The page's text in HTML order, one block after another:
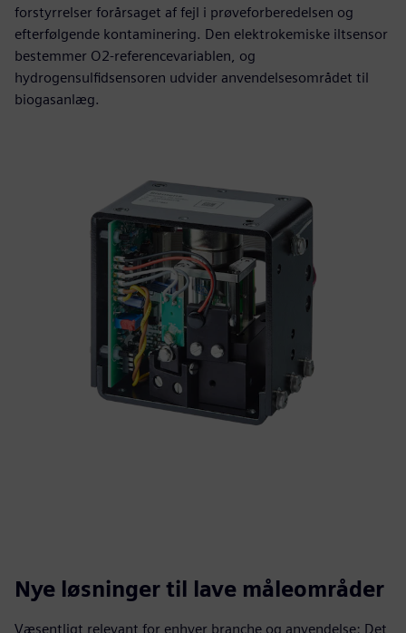
forstyrrelser forårsaget af fejl i prøveforberedelsen og
efterfølgende kontaminering. Den elektrokemiske iltsensor
bestemmer O2-referencevariablen, og
hydrogensulfidsensoren udvider anvendelsesområdet til
biogasanlæg.
Nye løsninger til lave måleområder
Væsentligt relevant for enhver branche og anvendelse: Det